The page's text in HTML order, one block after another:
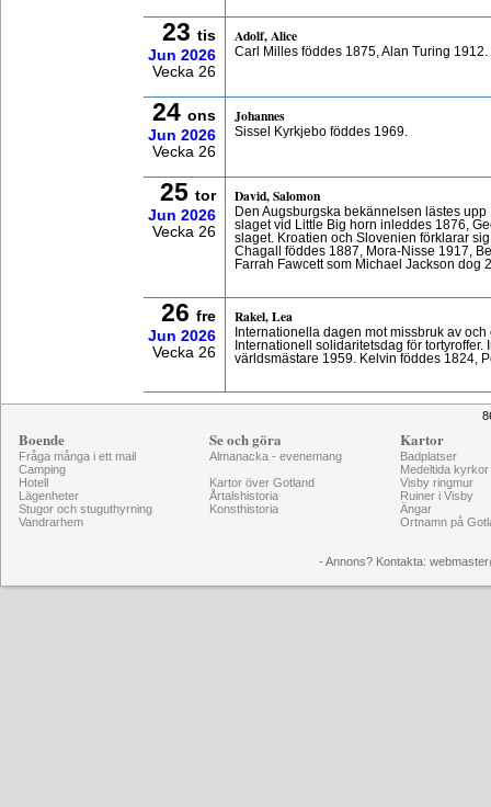
23 tis
Jun 2026
Vecka 26
Adolf, Alice
Carl Milles föddes 1875, Alan Turing
24 ons
Jun 2026
Vecka 26
Johannes
Sissel Kyrkjebo föddes 1969.
25 tor
Jun 2026
Vecka 26
David, Salomon
Den Augsburgska bekännelsen lästes
slaget vid Little Big horn inleddes 1876,
slaget. Kroatien och Slovenien förklarar
Chagall föddes 1887, Mora-Nisse 1917,
Farrah Fawcett som Michael Jackson dog
26 fre
Jun 2026
Vecka 26
Rakel, Lea
Internationella dagen mot missbruk av
Internationell solidaritetsdag för tortyroffer.
världsmästare 1959. Kelvin föddes 1824,
Boende
Fråga många i ett mail
Camping
Hotell
Lägenheter
Stugor och stuguthyrning
Vandrarhem
Se och göra
Almanacka - evenemang
Kartor över Gotland
Årtalshistoria
Konsthistoria
Kartor
Badplatser
Medeltida kyrkor
Visby ringmur
Ruiner i Visby
Ängar
Ortnamn på
- Annons? Kontakta: